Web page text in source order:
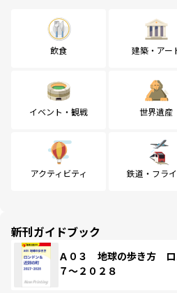
飲食 建築・アー
イベント・観戦 世界遺産
アクティビティ 鉄道・フラ
新刊ガイドブック
Ａ０３ 地球の歩き方 ロ
７～２０２８